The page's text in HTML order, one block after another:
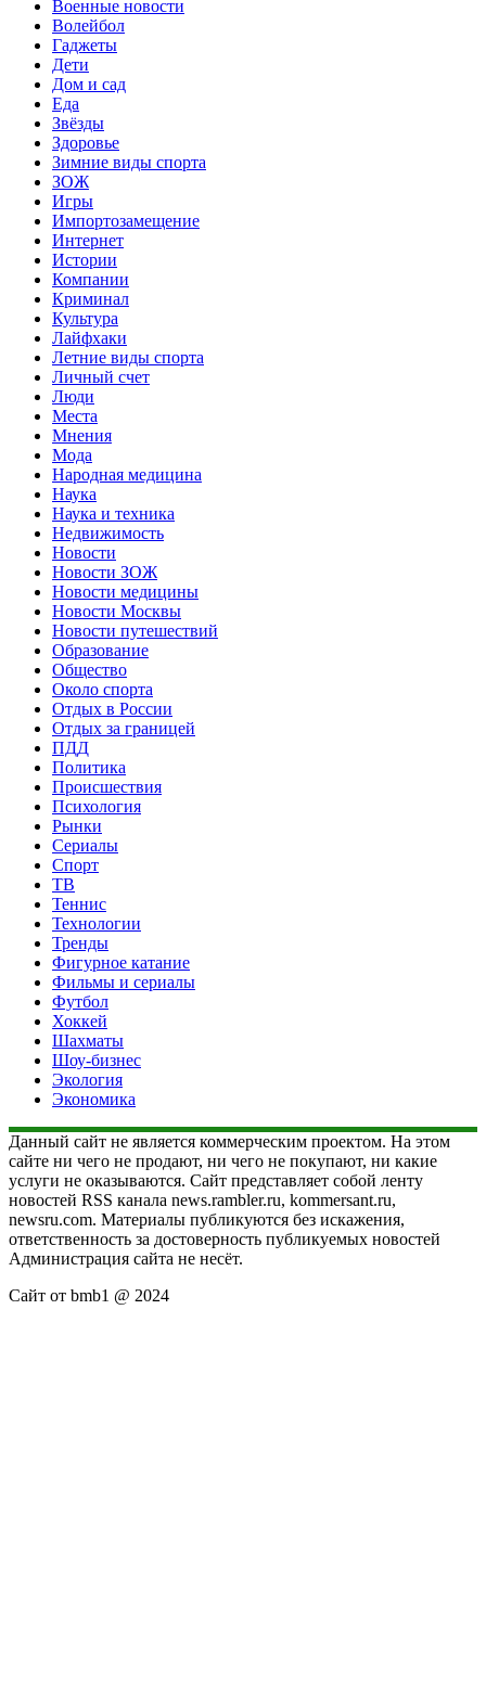
Военные новости
Волейбол
Гаджеты
Дети
Дом и сад
Еда
Звёзды
Здоровье
Зимние виды спорта
ЗОЖ
Игры
Импортозамещение
Интернет
Истории
Компании
Криминал
Культура
Лайфхаки
Летние виды спорта
Личный счет
Люди
Места
Мнения
Мода
Народная медицина
Наука
Наука и техника
Недвижимость
Новости
Новости ЗОЖ
Новости медицины
Новости Москвы
Новости путешествий
Образование
Общество
Около спорта
Отдых в России
Отдых за границей
ПДД
Политика
Происшествия
Психология
Рынки
Сериалы
Спорт
ТВ
Теннис
Технологии
Тренды
Фигурное катание
Фильмы и сериалы
Футбол
Хоккей
Шахматы
Шоу-бизнес
Экология
Экономика
Данный сайт не является коммерческим проектом. На этом
сайте ни чего не продают, ни чего не покупают, ни какие
услуги не оказываются. Сайт представляет собой ленту
новостей RSS канала news.rambler.ru, kommersant.ru,
newsru.com. Материалы публикуются без искажения,
ответственность за достоверность публикуемых новостей
Администрация сайта не несёт.
Сайт от bmb1 @ 2024